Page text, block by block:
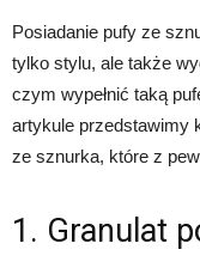
Posiadanie pufy ze
tylko stylu, ale także
czym wypełnić taką
artykule przedstawimy
ze sznurka, które z
1. Granulat